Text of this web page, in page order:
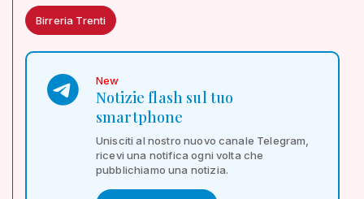
Birreria Trenti
New
Notizie flash sul tuo
smartphone
Unisciti al nostro nuovo canale Telegram,
ricevi una notifica ogni volta che
pubblichiamo una notizia.